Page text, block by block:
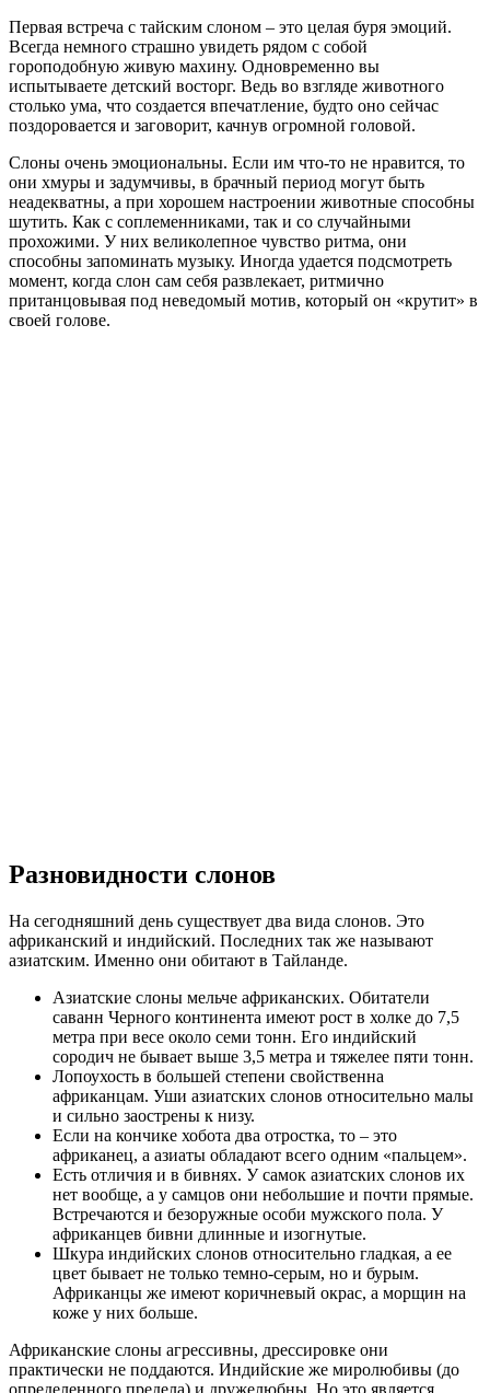
Первая встреча с тайским слоном – это целая буря эмоций.
Всегда немного страшно увидеть рядом с собой
гороподобную живую махину. Одновременно вы
испытываете детский восторг. Ведь во взгляде животного
столько ума, что создается впечатление, будто оно сейчас
поздоровается и заговорит, качнув огромной головой.
Слоны очень эмоциональны. Если им что-то не нравится, то
они хмуры и задумчивы, в брачный период могут быть
неадекватны, а при хорошем настроении животные способны
шутить. Как с соплеменниками, так и со случайными
прохожими. У них великолепное чувство ритма, они
способны запоминать музыку. Иногда удается подсмотреть
момент, когда слон сам себя развлекает, ритмично
пританцовывая под неведомый мотив, который он «крутит» в
своей голове.
Разновидности слонов
На сегодняшний день существует два вида слонов. Это
африканский и индийский. Последних так же называют
азиатским. Именно они обитают в Тайланде.
Азиатские слоны мельче африканских. Обитатели
саванн Черного континента имеют рост в холке до 7,5
метра при весе около семи тонн. Его индийский
сородич не бывает выше 3,5 метра и тяжелее пяти тонн.
Лопоухость в большей степени свойственна
африканцам. Уши азиатских слонов относительно малы
и сильно заострены к низу.
Если на кончике хобота два отростка, то – это
африканец, а азиаты обладают всего одним «пальцем».
Есть отличия и в бивнях. У самок азиатских слонов их
нет вообще, а у самцов они небольшие и почти прямые.
Встречаются и безоружные особи мужского пола. У
африканцев бивни длинные и изогнутые.
Шкура индийских слонов относительно гладкая, а ее
цвет бывает не только темно-серым, но и бурым.
Африканцы же имеют коричневый окрас, а морщин на
коже у них больше.
Африканские слоны агрессивны, дрессировке они
практически не поддаются. Индийские же миролюбивы (до
определенного предела) и дружелюбны. Но это является